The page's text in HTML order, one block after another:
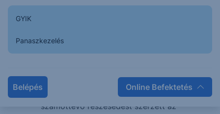
GYIK
Panaszkezelés
Belépés Online Befektetés
Bloomberg-en szereplő konszenzus célár
84,4 euró;
tartásra és 3 eladásra;
Az elmúlt években több európai bankban is
számottevő részesedést szerzett az